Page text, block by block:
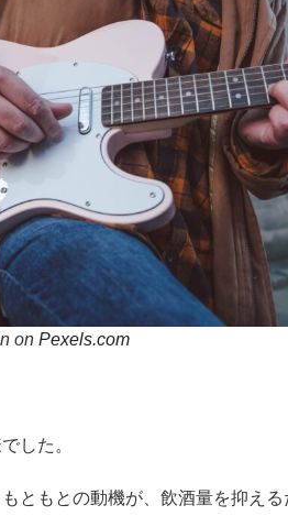
on Pexels.com
した。
ともとの動機が、飲酒量を抑え